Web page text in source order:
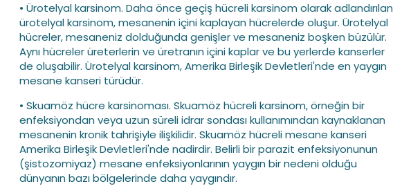
• Ürotelyal karsinom. Daha önce geçiş hücreli karsinom olarak adlandırılan
ürotelyal karsinom, mesanenin içini kaplayan hücrelerde oluşur. Ürotelyal
hücreler, mesaneniz dolduğunda genişler ve mesaneniz boşken büzülür.
Aynı hücreler üreterlerin ve üretranın içini kaplar ve bu yerlerde kanserler
de oluşabilir. Ürotelyal karsinom, Amerika Birleşik Devletleri'nde en yaygın
mesane kanseri türüdür.
• Skuamöz hücre karsinoması. Skuamöz hücreli karsinom, örneğin bir
enfeksiyondan veya uzun süreli idrar sondası kullanımından kaynaklanan
mesanenin kronik tahrişiyle ilişkilidir. Skuamöz hücreli mesane kanseri
Amerika Birleşik Devletleri'nde nadirdir. Belirli bir parazit enfeksiyonunun
(şistozomiyaz) mesane enfeksiyonlarının yaygın bir nedeni olduğu
dünyanın bazı bölgelerinde daha yaygındır.